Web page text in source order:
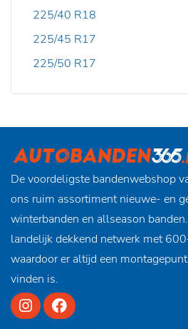
225/40 R18
225/45 R17
225/50 R17
De voordeligste bandenwebshop
ons ruim assortiment nieuwe- en
winterbanden en allseason
landelijk dekkend netwerk met
waardoor er altijd een
vinden is.